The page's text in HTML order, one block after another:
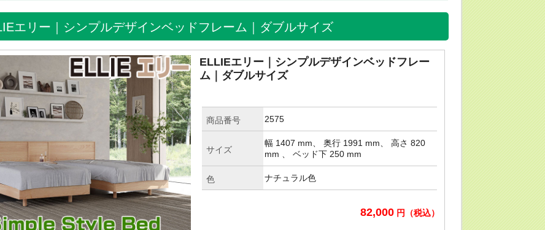
エリー｜シンプルデザインベッドフレーム｜ダブルサイズ
ELLIEエリー｜シンプルデザインベッドフレー
ム｜ダブルサイズ
商品番号 2575
サイズ
幅 1407 mm、 奥行 1991 mm、 高さ 820
mm 、 ベッド下 250 mm
色 ナチュラル色
82,000円（税込）